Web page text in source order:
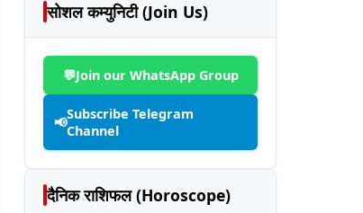
सोशल कम्युनिटी (Join Us)
💬Join our WhatsApp Group
📢Subscribe Telegram
Channel
दैनिक राशिफल (Horoscope)